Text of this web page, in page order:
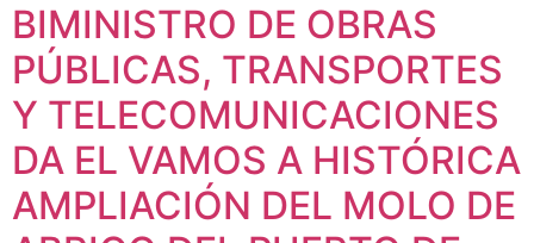
BIMINISTRO DE OBRAS
PÚBLICAS, TRANSPORTES
Y TELECOMUNICACIONES
DA EL VAMOS A HISTÓRICA
AMPLIACIÓN DEL MOLO DE